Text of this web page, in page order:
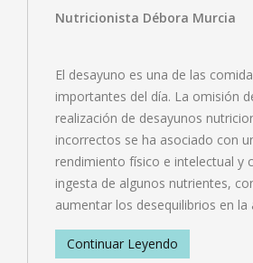
Nutricionista Débora Murcia
El desayuno es una de las
importantes del día. La omisión
realización de desayunos
incorrectos se ha asociado con
rendimiento físico e intelectual y
ingesta de algunos nutrientes,
aumentar los desequilibrios en la
Continuar Leyendo